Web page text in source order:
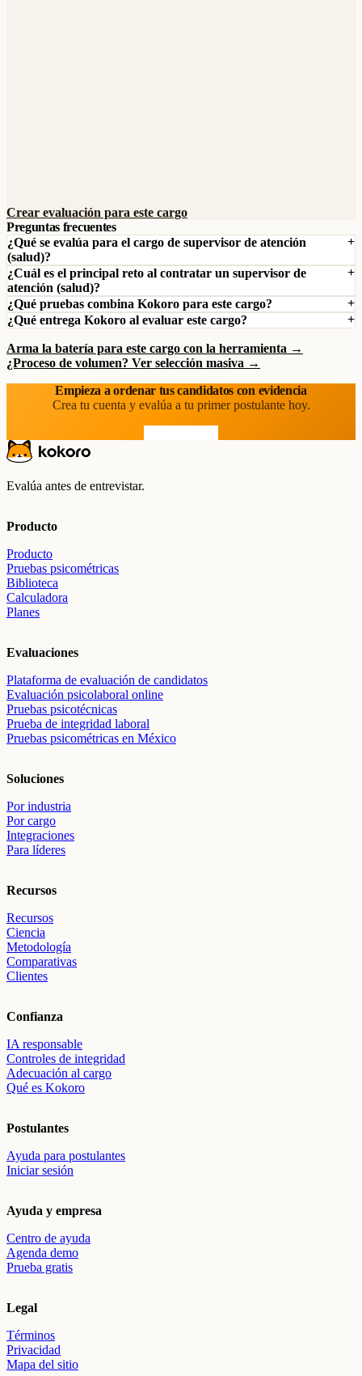
Crear evaluación para este cargo
Preguntas frecuentes
¿Qué se evalúa para el cargo de supervisor de atención
(salud)?
¿Cuál es el principal reto al contratar un supervisor de
atención (salud)?
¿Qué pruebas combina Kokoro para este cargo?
¿Qué entrega Kokoro al evaluar este cargo?
Arma la batería para este cargo con la herramienta →
¿Proceso de volumen? Ver selección masiva →
Empieza a ordenar tus candidatos con evidencia
Crea tu cuenta y evalúa a tu primer postulante hoy.
Evalúa antes de entrevistar.
Producto
Producto
Pruebas psicométricas
Biblioteca
Calculadora
Planes
Evaluaciones
Plataforma de evaluación de candidatos
Evaluación psicolaboral online
Pruebas psicotécnicas
Prueba de integridad laboral
Pruebas psicométricas en México
Soluciones
Por industria
Por cargo
Integraciones
Para líderes
Recursos
Recursos
Ciencia
Metodología
Comparativas
Clientes
Confianza
IA responsable
Controles de integridad
Adecuación al cargo
Qué es Kokoro
Postulantes
Ayuda para postulantes
Iniciar sesión
Ayuda y empresa
Centro de ayuda
Agenda demo
Prueba gratis
Legal
Términos
Privacidad
Mapa del sitio